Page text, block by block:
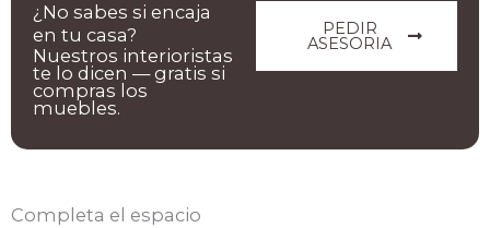
PEDIR
ASESORIA
¿No sabes si encaja
en tu casa?
Nuestros interioristas
te lo dicen — gratis si
compras los
muebles.
Completa el espacio